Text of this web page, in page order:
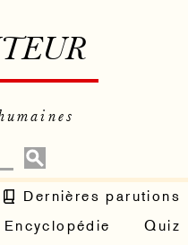
Dernières parutions
Encyclopédie
Quiz